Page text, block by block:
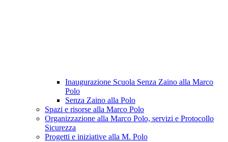
Inaugurazione Scuola Senza Zaino alla Marco
Polo
Senza Zaino alla Polo
Spazi e risorse alla Marco Polo
Organizzazione alla Marco Polo, servizi e Protocollo
Sicurezza
Progetti e iniziative alla M. Polo